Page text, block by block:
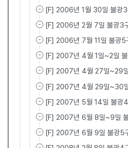
[F] 2006년 1월 30일 불광3
[F] 2006년 2월 7일 불광3
[F] 2006년 7월 11일 불광5
[F] 2007년 4월 1일~2일
[F] 2007년 4월 27일~29
[F] 2007년 4월 29일~30
[F] 2007년 5월 14일 불광
[F] 2007년 6월 8일~9일
[F] 2007년 6월 9일 불광5